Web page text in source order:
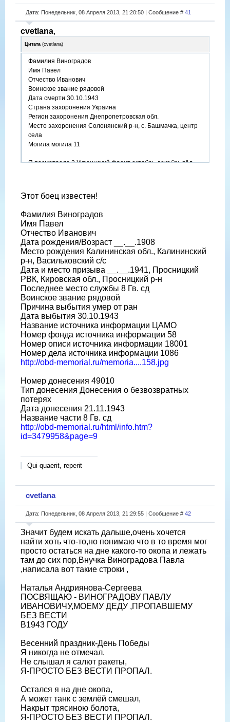
Дата: Понедельник, 08 Апреля 2013, 21:20:50 | Сообщение # 41
cvetlana,
Цитата (cvetlana)
Фамилия Виноградов
Имя Павел
Отчество Иванович
Воинское звание рядовой
Дата смерти 30.10.1943
Страна захоронения Украина
Регион захоронения Днепропетровская обл.
Место захоронения Солонянский р-н, с. Башмачка, центр
села
Могила могила 11
Я посмотрела 3 Украинский фронт октябрь-декабрь вёл
этих местах,а по рассказам родственников он писал в
Этот боец известен!
Фамилия Виноградов
Имя Павел
Отчество Иванович
Дата рождения/Возраст __.__.1908
Место рождения Калининская обл., Калининский
р-н, Васильковский с/с
Дата и место призыва __.__.1941, Просницкий
РВК, Кировская обл., Просницкий р-н
Последнее место службы 8 Гв. сд
Воинское звание рядовой
Причина выбытия умер от ран
Дата выбытия 30.10.1943
Название источника информации ЦАМО
Номер фонда источника информации 58
Номер описи источника информации 18001
Номер дела источника информации 1086
http://obd-memorial.ru/memoria....158.jpg
Номер донесения 49010
Тип донесения Донесения о безвозвратных
потерях
Дата донесения 21.11.1943
Название части 8 Гв. сд
http://obd-memorial.ru/html/info.htm?
id=3479958&page=9
Qui quaerit, reperit
cvetlana
Дата: Понедельник, 08 Апреля 2013, 21:29:55 | Сообщение # 42
Значит будем искать дальше,очень хочется
найти хоть что-то,но понимаю что в то время мог
просто остаться на дне какого-то окопа и лежать
там до сих пор,Внучка Виноградова Павла
,написала вот такие строки ,
Наталья Андриянова-Сергеева
ПОСВЯЩАЮ - ВИНОГРАДОВУ ПАВЛУ
ИВАНОВИЧУ,МОЕМУ ДЕДУ ,ПРОПАВШЕМУ
БЕЗ ВЕСТИ
В1943 ГОДУ
Весенний праздник-День Победы
Я никогда не отмечал.
Не слышал я салют ракеты,
Я-ПРОСТО БЕЗ ВЕСТИ ПРОПАЛ.
Остался я на дне окопа,
А может танк с землёй смешал,
Накрыт трясиною болота,
Я-ПРОСТО БЕЗ ВЕСТИ ПРОПАЛ.